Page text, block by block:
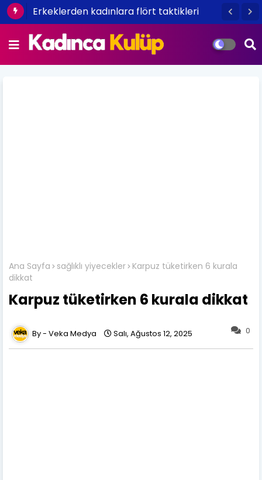
Erkeklerden kadınlara flört taktikleri
Ana Sayfa sağlıklı yiyecekler Karpuz tüketirken 6 kurala
dikkat
Karpuz tüketirken 6 kurala dikkat
0
Veka Medya Salı, Ağustos 12, 2025